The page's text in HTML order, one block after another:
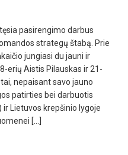
pasirengimo darbus
strategų štabą. Prie
jungiasi du jauni ir
erių Aistis Pilauskas ir 21-
nepaisant savo jauno
patirties bei darbuotis
ir Lietuvos krepšinio lygoje
[…]